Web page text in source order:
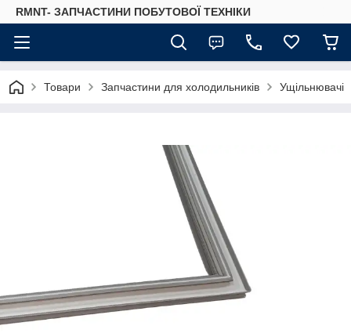
RMNT- ЗАПЧАСТИНИ ПОБУТОВОЇ ТЕХНІКИ
Товари Запчастини для холодильників Ущільнювачі